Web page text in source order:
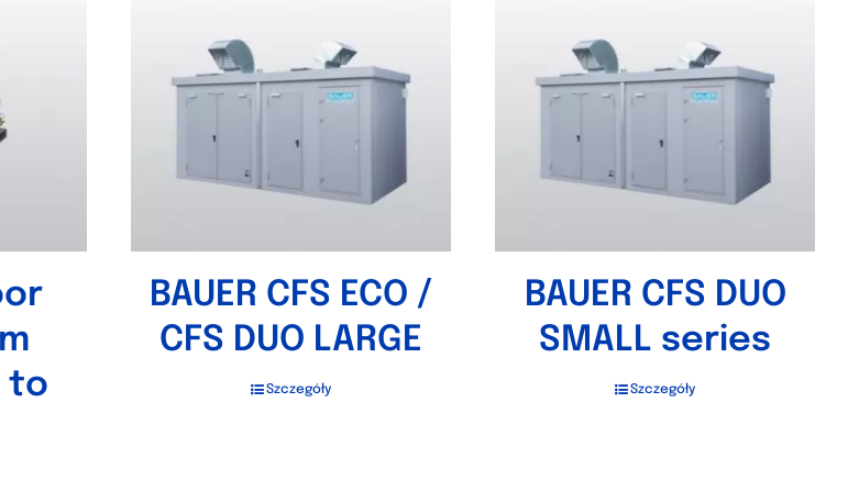
to
BAUER CFS ECO /
CFS DUO LARGE
Szczegóły
BAUER CFS DUO
SMALL series
Szczegóły